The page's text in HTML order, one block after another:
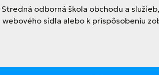
Stredná odborná škola obchodu a
webového sídla alebo k prispôsobeniu